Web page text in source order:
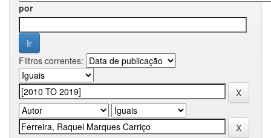
por
Filtros correntes: